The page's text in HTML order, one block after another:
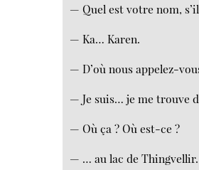
— Quel est votre nom,
— Ka… Karen.
— D’où nous appelez-
— Je suis… je me trouve
— Où ça ? Où est-ce ?
— … au lac de